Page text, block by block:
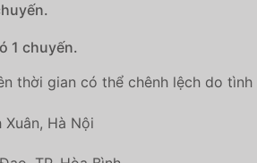
1 chuyến.
thời gian có thể chênh lệch do
Hà Nội